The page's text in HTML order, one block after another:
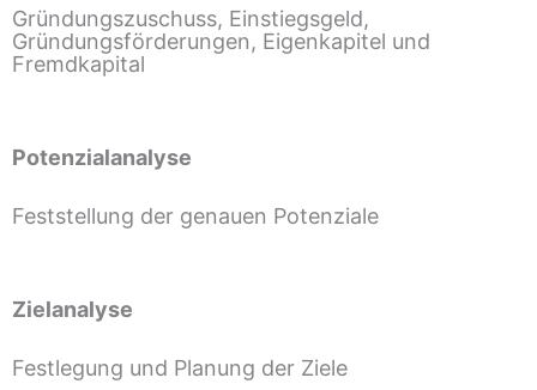
Gründungszuschuss, Einstiegsgeld,
Gründungsförderungen, Eigenkapitel und
Fremdkapital
Potenzialanalyse
Feststellung der genauen Potenziale
Zielanalyse
Festlegung und Planung der Ziele